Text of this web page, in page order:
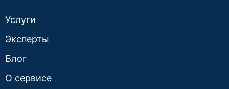
Услуги
Эксперты
Блог
О сервисе